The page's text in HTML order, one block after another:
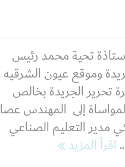
تحية محمد رئيس
وموقع عيون الشرقيه
تحرير الجريدة بخالص
إلى المهندس
مدير التعليم الصناعي
اقرأ المزيد